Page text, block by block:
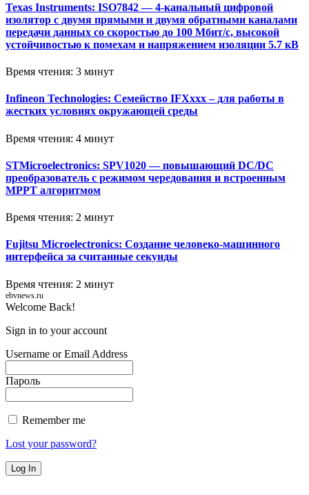
Texas Instruments: ISO7842 — 4-канальный цифровой
изолятор с двумя прямыми и двумя обратными каналами
передачи данных со скоростью до 100 Мбит/с, высокой
устойчивостью к помехам и напряжением изоляции 5.7 кВ
Время чтения: 3 минут
Infineon Technologies: Семейство IFXxxx – для работы в
жестких условиях окружающей среды
Время чтения: 4 минут
STMicroelectronics: SPV1020 — повышающий DC/DC
преобразователь с режимом чередования и встроенным
MPPT алгоритмом
Время чтения: 2 минут
Fujitsu Microelectronics: Создание человеко-машинного
интерфейса за считанные секунды
Время чтения: 2 минут
ebvnews.ru
Welcome Back!
Sign in to your account
Username or Email Address
Пароль
Remember me
Lost your password?